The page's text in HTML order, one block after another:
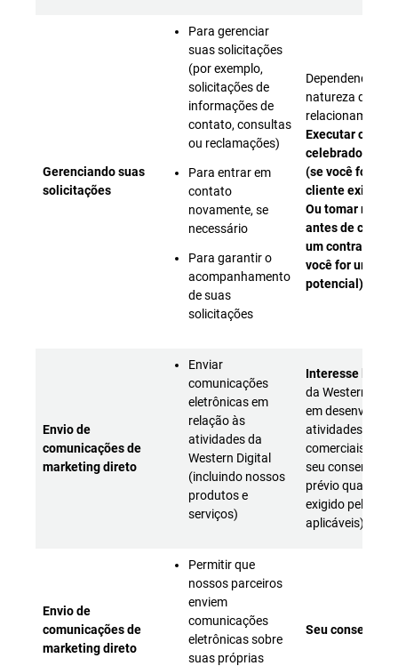
Gerenciando suas
solicitações
Para gerenciar
suas solicitações
(por exemplo,
solicitações de
informações de
contato, consultas
ou reclamações)
Para entrar em
contato
novamente, se
necessário
Para garantir o
acompanhamento
de suas
solicitações
Dependendo da
natureza do
relacionamento:
Executar o
celebrado com
(se você for um
cliente
Ou tomar
antes de
um contrato (se
você for um
potencial)
Envio de
comunicações de
marketing direto
Enviar
comunicações
eletrônicas em
relação às
atividades da
Western Digital
(incluindo nossos
produtos e
serviços)
Interesse
da Western
em desenvolver
atividades
comerciais (com
seu
prévio quando
exigido pelas leis
aplicáveis)
Envio de
comunicações de
marketing direto
Permitir que
nossos parceiros
enviem
comunicações
eletrônicas sobre
suas próprias
Seu